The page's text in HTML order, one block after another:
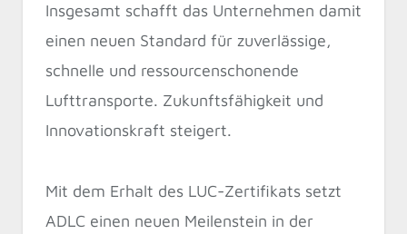
Insgesamt schafft das Unternehmen damit
einen neuen Standard für zuverlässige,
schnelle und ressourcenschonende
Lufttransporte. Zukunftsfähigkeit und
Innovationskraft steigert.
Mit dem Erhalt des LUC-Zertifikats setzt
ADLC einen neuen Meilenstein in der